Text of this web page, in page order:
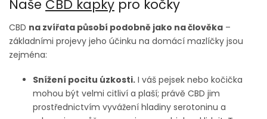
Naše CBD kapky pro kočky
CBD na zvířata působí podobně jako na člověka –
základními projevy jeho účinku na domácí mazlíčky jsou
zejména:
Snížení pocitu úzkosti. I váš pejsek nebo kočička
mohou být velmi citliví a plaší; právě CBD jim
prostřednictvím vyvážení hladiny serotoninu a